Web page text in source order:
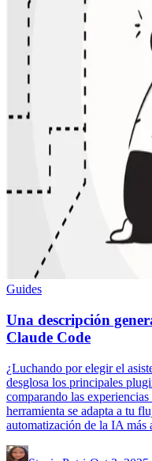
Guides
Una descripción
Claude Code
¿Luchando por elegir el
desglosa los principales
comparando las
herramienta se adapta a tu
automatización de la IA más